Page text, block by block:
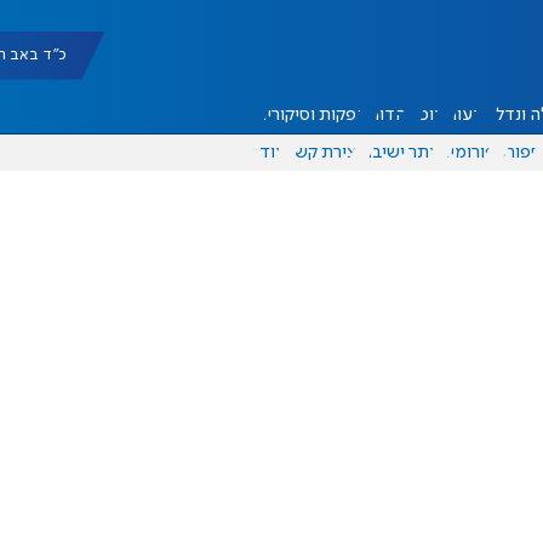
כ"ד באב תשפ"ו
ונדל"ן דעות אוכל יהדות הפקות וסיקורים
ספורט פורומים אתר ישיבה יצירת קשר עוד